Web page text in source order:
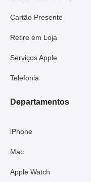
Cartão Presente
Retire em Loja
Serviços Apple
Telefonia
Departamentos
iPhone
Mac
Apple Watch